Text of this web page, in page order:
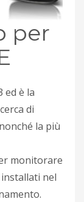
per
ed è la
di
la più
monitorare
nel